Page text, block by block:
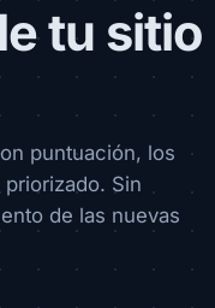
tu sitio
puntuación, los
Sin
de las nuevas